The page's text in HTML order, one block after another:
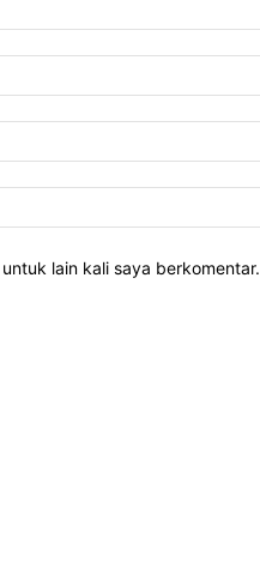
lain kali saya berkomentar.